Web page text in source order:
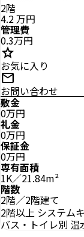
2階
4.2万円
管理費
0.3万円
star
お気に入り
mail
お問い合わせ
敷金
0万円
礼金
0万円
保証金
0万円
専有面積
1K／21.84m²
階数
2階／2階建て
2階以上 システム
バス・トイレ別 温